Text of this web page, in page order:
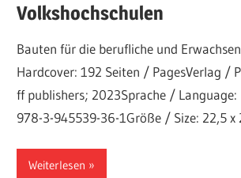
Volkshochschulen
Bauten für die berufliche und
Hardcover: 192 Seiten / PagesVerlag /
ff publishers; 2023Sprache / Language:
978-3-945539-36-1Größe / Size: 22,5 x
Weiterlesen